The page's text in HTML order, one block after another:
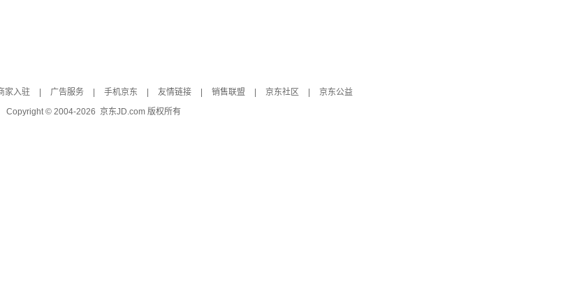
家入驻 广告服务 手机京东 友情链接 销售联盟 京东社区
京东公益
Copyright © 2004-2026 京东JD.com 版权所有